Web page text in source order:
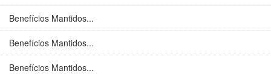
Benefícios Mantidos...
Benefícios Mantidos...
Benefícios Mantidos...